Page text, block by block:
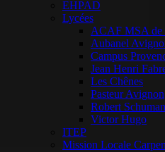
EHPAD
Lycées
ACAF MSA de
Aubanel
Campus
Jean Henri
Les Chênes
Pasteur Avignon
Robert Schuman
Victor Hugo
ITEP
Mission Locale